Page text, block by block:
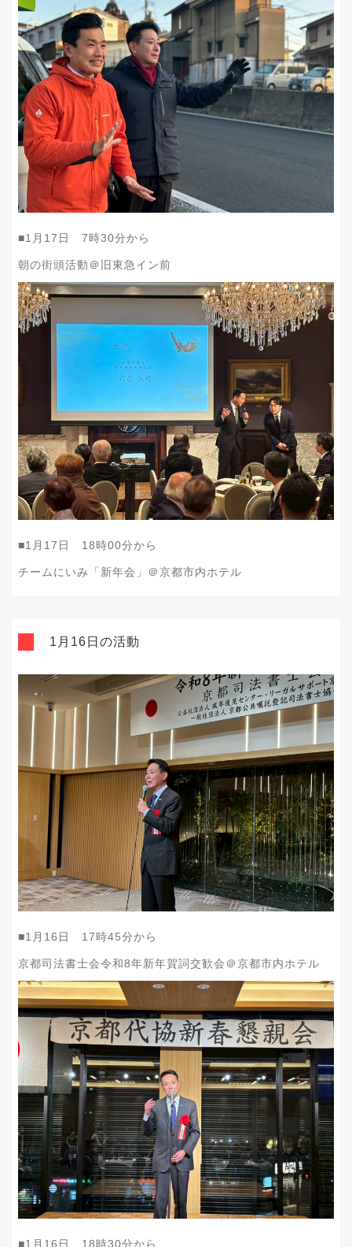
■1月17日 7時30分から
朝の街頭活動＠旧東急イン前
■1月17日 18時00分から
チームにいみ「新年会」＠京都市内ホテル
1月16日の活動
■1月16日 17時45分から
京都司法書士会令和8年新年賀詞交歓会＠京都市内ホテル
■1月16日 18時30分から